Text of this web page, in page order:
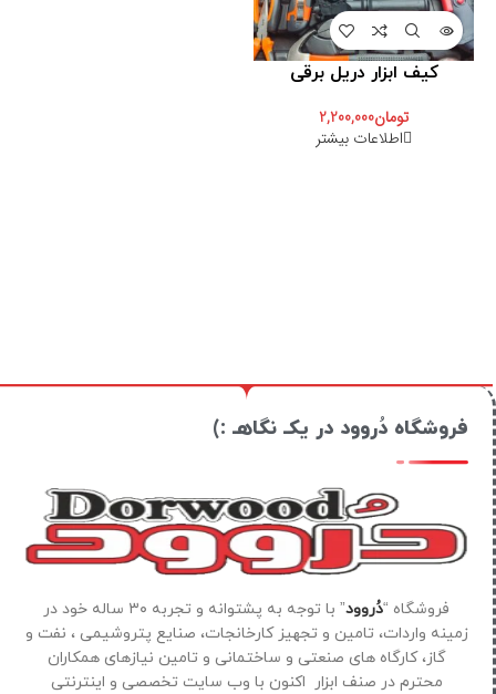
کیف ابزار دریل برقی
تومان2,200,000
اطلاعات بیشتر
فروشگاه دُروود در یکـ نگاهـ :)
فروشگاه “دُروود
” با توجه به پشتوانه و تجربه ۳۰ ساله خود در
زمینه واردات، تامین و تجهیز کارخانجات، صنایع پتروشیمی ، نفت و
گاز، کارگاه های صنعتی و ساختمانی و تامین نیازهای همکاران
محترم در صنف ابزار اکنون با وب سایت تخصصی و اینترنتی